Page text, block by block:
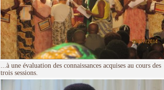
...à une évaluation des connaissances acquises au cours des
trois sessions.